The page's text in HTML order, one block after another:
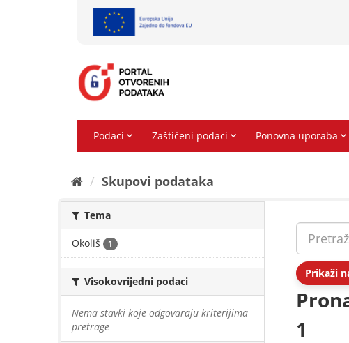
Skupovi podаtаkа
Tema
Okoliš 1
Visokovrijedni podaci
Nema stavki koje odgovaraju kriterijima
pretrage
Prikaži
1